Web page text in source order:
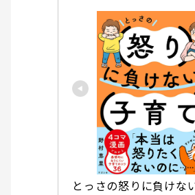
とっさの怒りに負けな